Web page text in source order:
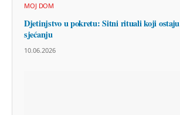
MOJ DOM
Djetinjstvo u pokretu: Sitni rituali koji
sjećanju
10.06.2026